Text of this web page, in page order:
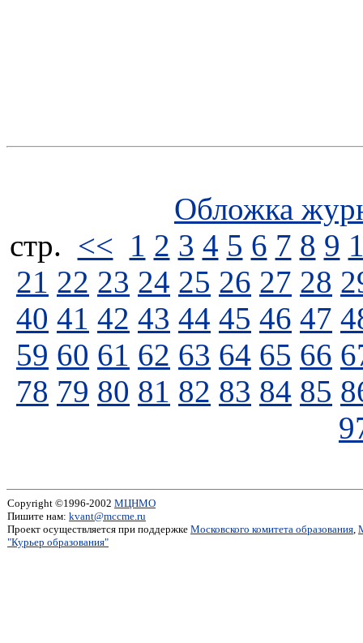
Обложка
стp. << 1 2 3 4 5 6 7 8 9
21 22 23 24 25 26 27 28
40 41 42 43 44 45 46 47
59 60 61 62 63 64 65 66
78 79 80 81 82 83 84 85
Copyright ©1996-2002 МЦНМО
Пишите нам: kvant@mccme.ru
Проект осуществляется при поддержке Московского комитета образования,
"Курьер образования"